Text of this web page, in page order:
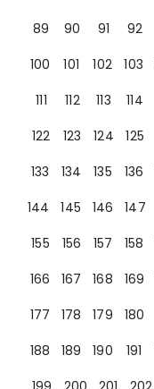
89
90 91 92
100
101 102 103
111
112 113 114
122
123 124 125
133
134 135 136
144
145 146 147
155
156 157 158
166
167 168 169
177
178 179 180
188
189 190 191